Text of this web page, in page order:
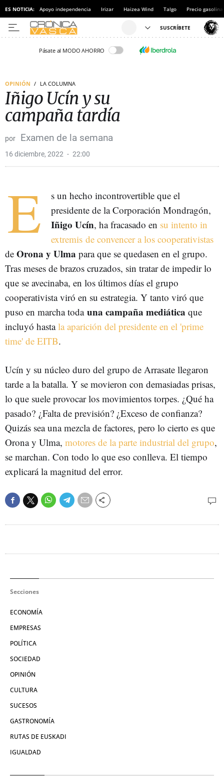
ES NOTICIA: Apoyo independencia Irizar Haizea Wind Talgo Precio gasolina
Pásate al MODO AHORRO
OPINIÓN LA COLUMNA
Iñigo Ucín y su
campaña tardía
Examen de la semana
16 diciembre, 2022 22:00
E
s un hecho incontrovertible que el
presidente de la Corporación Mondragón,
Iñigo Ucín, ha fracasado en su intento in
extremis de convencer a los cooperativistas
de Orona y Ulma para que se quedasen en el grupo.
Tras meses de brazos cruzados, sin tratar de impedir lo
que se avecinaba, en los últimos días el grupo
cooperativista viró en su estrategia. Y tanto viró que
puso en marcha toda una campaña mediática que
incluyó hastala aparición del presidente en el 'prime
time' de EITB.
Ucín y su núcleo duro del grupo de Arrasate llegaron
tarde a la batalla. Y se movieron con demasiadas prisas,
lo que suele provocar los movimientos torpes. ¿Qué ha
pasado? ¿Falta de previsión? ¿Exceso de confianza?
Quizás sea una mezcla de factores, pero lo cierto es que
Orona y Ulma, motores de la parte industrial del grupo,
se marchan. Con todo lo que eso conlleva. El tiempo
explicará la magnitud del error.
Secciones
ECONOMÍA
EMPRESAS
POLÍTICA
SOCIEDAD
OPINIÓN
CULTURA
SUCESOS
GASTRONOMÍA
RUTAS DE EUSKADI
IGUALDAD